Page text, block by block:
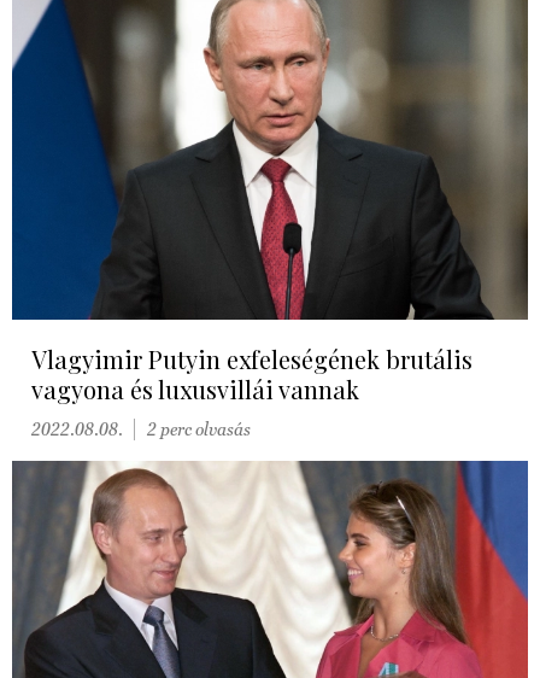
Vlagyimir Putyin exfeleségének brutális
vagyona és luxusvillái vannak
2022.08.08. 2 perc olvasás